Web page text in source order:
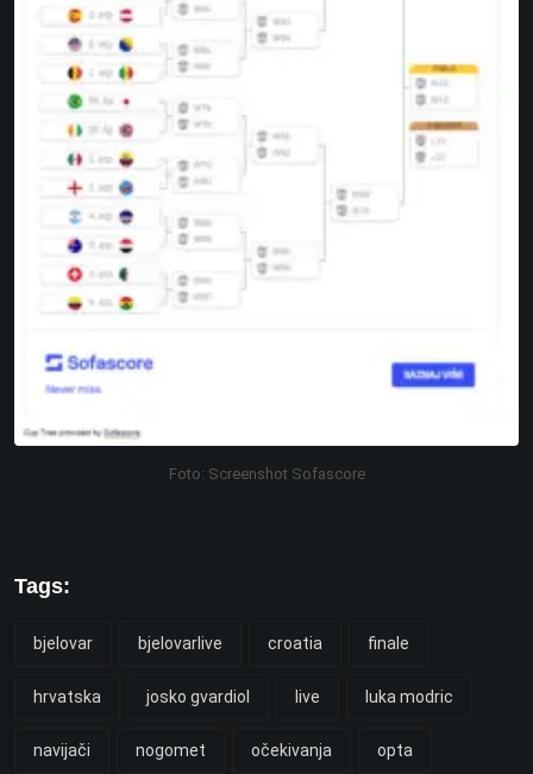
Foto: Screenshot Sofascore
Tags:
bjelovar bjelovarlive croatia finale
hrvatska josko gvardiol live luka modric
navijači nogomet očekivanja opta